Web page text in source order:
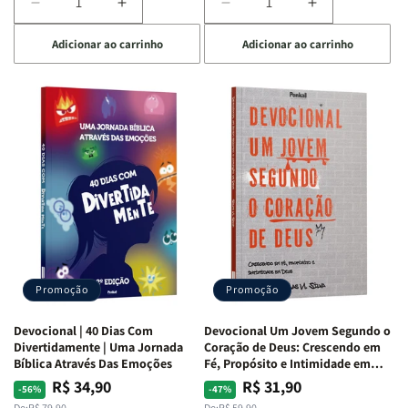
Diminuir
a
quantidade
de
Devocional
Quarto
de
Guerra
Isabelle
S.
Alves
Aumentar
a
quantidade
de
Devocional
Quarto
de
Guerra
|
Isabelle
S.
Alves
Adicionar ao carrinho
Diminuir
a
quantidade
de
Devocional
Café
com
Mulheres
da
Bíblia
Equipe
Teológica
Penkal
Aumentar
a
quantidade
de
Devocional
Café
com
Mulheres
da
Bíblia
|
Equipe
Teológica
Penkal
Adicionar ao carrinho
Promoção
Devocional | 40 Dias Com
Divertidamente | Uma Jornada
Bíblica Através Das Emoções
-56%
Preço
PreçoR$ 34,90
Promoção
Devocional Um Jovem Segundo o
Coração de Deus: Crescendo em
Fé, Propósito e Intimidade em
Deus
-47%
Preço
PreçoR$ 31,90